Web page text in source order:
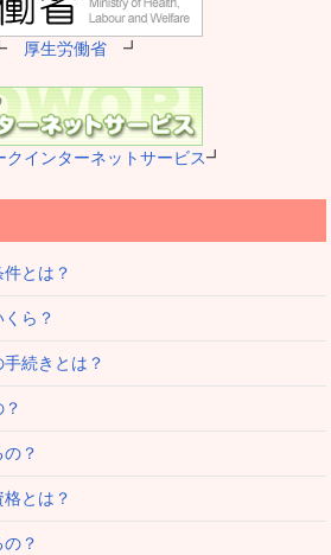
厚生労働省 ┛
クインターネットサービス┛
とは？
ら？
続きとは？
？
とは？
？